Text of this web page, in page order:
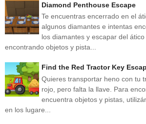
Diamond Penthouse Escape
Te encuentras encerrado en el
algunos diamantes e intentas
los diamantes y escapar del ático
encontrando objetos y pista...
Find the Red Tractor Key
Quieres transportar heno con tu
rojo, pero falta la llave. Para
encuentra objetos y pistas,
en los lugare...